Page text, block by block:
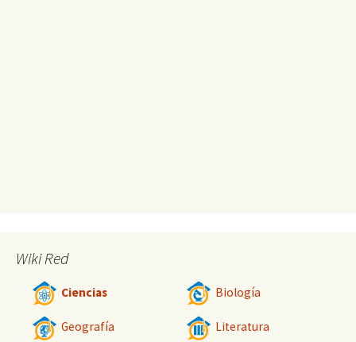
Wiki Red
Ciencias Biología
Geografía Literatura